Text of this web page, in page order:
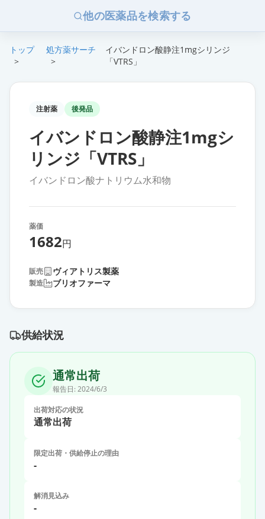
他の医薬品を検索する
トップ
>
処方薬サーチ
>
イバンドロン酸静注1mgシリンジ
「VTRS」
注射薬 後発品
イバンドロン酸静注1mgシ
リンジ「VTRS」
イバンドロン酸ナトリウム水和物
薬価
1682円
販売 ヴィアトリス製薬
製造 ブリオファーマ
供給状況
通常出荷
報告日: 2024/6/3
出荷対応の状況
通常出荷
限定出荷・供給停止の理由
-
解消見込み
-